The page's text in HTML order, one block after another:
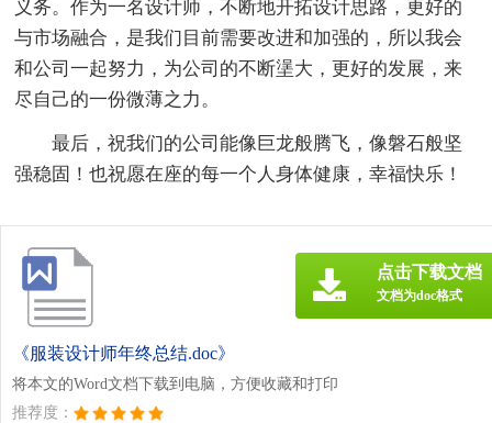
义务。作为一名设计师，不断地开拓设计思路，更好的
与市场融合，是我们目前需要改进和加强的，所以我会
和公司一起努力，为公司的不断塣大，更好的发展，来
尽自己的一份微薄之力。
最后，祝我们的公司能像巨龙般腾飞，像磐石般坚
强稳固！也祝愿在座的每一个人身体健康，幸福快乐！
《服装设计师年终总结.doc》
将本文的Word文档下载到电脑，方便收藏和打印
推荐度：
点击下载文档
文档为doc格式